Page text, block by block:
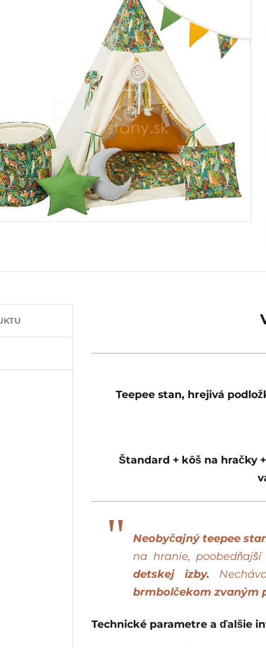
Suché bazéniky do rohu / pri
stenu
Vyskladaj si vlastnú zostavu
Teepee stan, hrejivá
Štandard + kôš na hračky
Neobyčajný teepee
na hranie,
detskej izby.
brmbolčekom zvaným
Technické parametre a ďalšie